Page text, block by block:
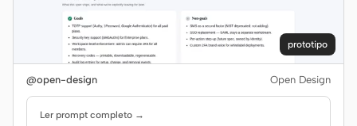
Colaboradores Embaixadores
prototipo
@open-design Open Design
Ler prompt completo →